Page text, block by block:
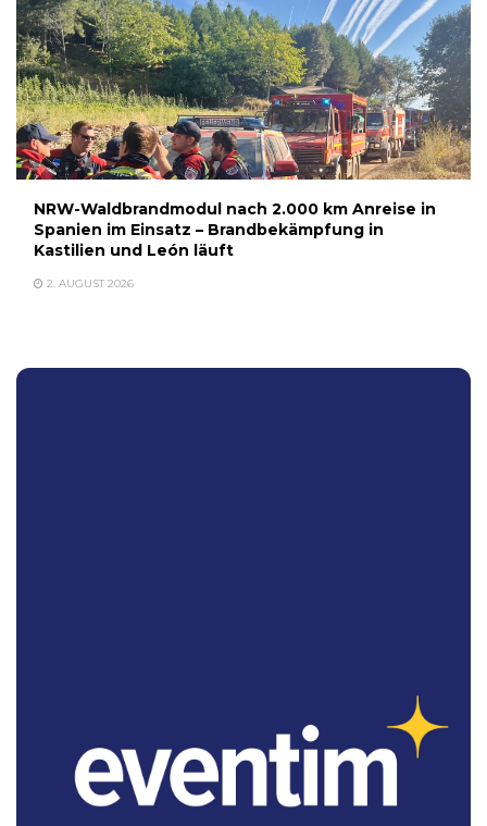
NRW-Waldbrandmodul nach 2.000 km Anreise in
Spanien im Einsatz – Brandbekämpfung in
Kastilien und León läuft
2. AUGUST 2026